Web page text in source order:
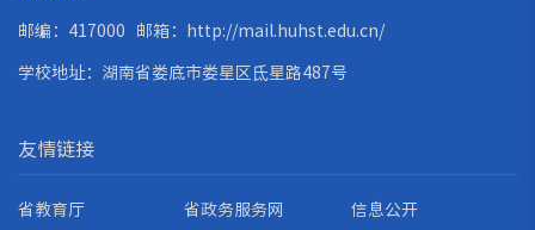
邮编：417000 邮箱： http://mail.huhst.edu.cn/
学校地址：湖南省娄底市娄星区氐星路487号
友情链接
省教育厅 省政务服务网 信息公开